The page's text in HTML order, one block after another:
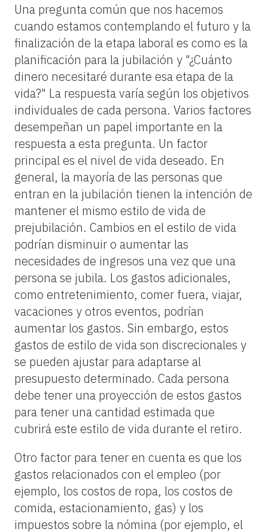
Una pregunta común que nos hacemos
cuando estamos contemplando el futuro y la
finalización de la etapa laboral es como es la
planificación para la jubilación y "¿Cuánto
dinero necesitaré durante esa etapa de la
vida?" La respuesta varía según los objetivos
individuales de cada persona. Varios factores
desempeñan un papel importante en la
respuesta a esta pregunta. Un factor
principal es el nivel de vida deseado. En
general, la mayoría de las personas que
entran en la jubilación tienen la intención de
mantener el mismo estilo de vida de
prejubilación. Cambios en el estilo de vida
podrían disminuir o aumentar las
necesidades de ingresos una vez que una
persona se jubila. Los gastos adicionales,
como entretenimiento, comer fuera, viajar,
vacaciones y otros eventos, podrían
aumentar los gastos. Sin embargo, estos
gastos de estilo de vida son discrecionales y
se pueden ajustar para adaptarse al
presupuesto determinado. Cada persona
debe tener una proyección de estos gastos
para tener una cantidad estimada que
cubrirá este estilo de vida durante el retiro.
Otro factor para tener en cuenta es que los
gastos relacionados con el empleo (por
ejemplo, los costos de ropa, los costos de
comida, estacionamiento, gas) y los
impuestos sobre la nómina (por ejemplo, el